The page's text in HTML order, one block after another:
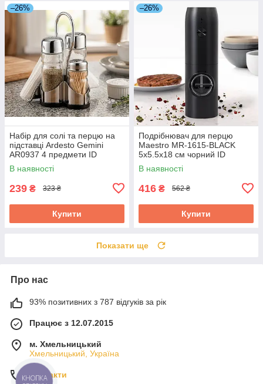
–26%
Набір для солі та перцю на
підставці Ardesto Gemini
AR0937 4 предмети ID
5245358
В наявності
239 ₴ 323 ₴
Купити
–26%
Подрібнювач для перцю
Maestro MR-1615-BLACK
5х5.5х18 см чорний ID
5063814
В наявності
416 ₴ 562 ₴
Купити
Показати ще
Про нас
93% позитивних з 787 відгуків за рік
Працює з 12.07.2015
м. Хмельницький
Хмельницький, Україна
Контакти
КНОПКА